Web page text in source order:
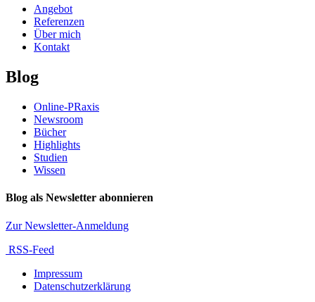
Angebot
Referenzen
Über mich
Kontakt
Blog
Online-PRaxis
Newsroom
Bücher
Highlights
Studien
Wissen
Blog als Newsletter abonnieren
Zur Newsletter-Anmeldung
RSS-Feed
Impressum
Datenschutzerklärung